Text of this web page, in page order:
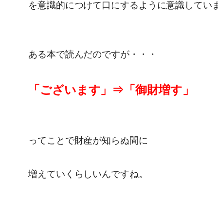
を意識的につけて口にするように意識してい
ある本で読んだのですが・・・
「ございます」⇒「御財増す」
ってことで財産が知らぬ間に
増えていくらしいんですね。